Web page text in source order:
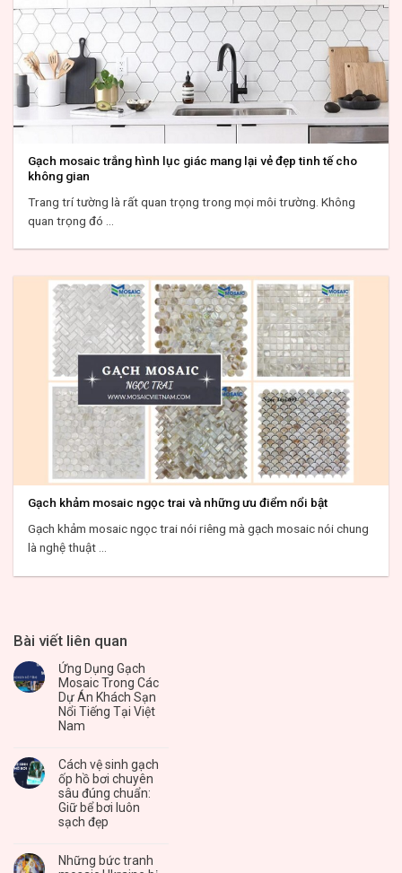
Gạch mosaic trắng hình lục giác mang lại vẻ đẹp tinh tế cho
không gian
Trang trí tường là rất quan trọng trong mọi môi trường. Không
quan trọng đó ...
Gạch khảm mosaic ngọc trai và những ưu điểm nổi bật
Gạch khảm mosaic ngọc trai nói riêng mà gạch mosaic nói chung
là nghệ thuật ...
Bài viết liên quan
Ứng Dụng Gạch
Mosaic Trong Các
Dự Án Khách Sạn
Nổi Tiếng Tại Việt
Nam
Cách vệ sinh gạch
ốp hồ bơi chuyên
sâu đúng chuẩn:
Giữ bể bơi luôn
sạch đẹp
Những bức tranh